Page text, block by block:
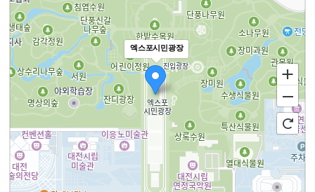
엑스포시민광장